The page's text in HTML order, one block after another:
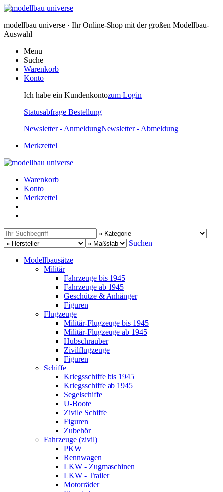
modellbau universe · Ihr Online-Shop mit der großen Modellbau-
Auswahl
Menu
Suche
Warenkorb
Konto
Ich habe ein Kundenkontozum Login
Statusabfrage Bestellung
Newsletter - AnmeldungNewsletter - Abmeldung
Merkzettel
Warenkorb
Konto
Merkzettel
Suchen
Modellbausätze
Militär
Fahrzeuge bis 1945
Fahrzeuge ab 1945
Geschütze & Anhänger
Figuren
Flugzeuge
Militär-Flugzeuge bis 1945
Militär-Flugzeuge ab 1945
Hubschrauber
Zivilflugzeuge
Figuren
Schiffe
Kriegsschiffe bis 1945
Kriegsschiffe ab 1945
Segelschiffe
U-Boote
Zivile Schiffe
Figuren
Zubehör
Fahrzeuge (zivil)
PKW
Rennwagen
LKW - Zugmaschinen
LKW - Trailer
Motorräder